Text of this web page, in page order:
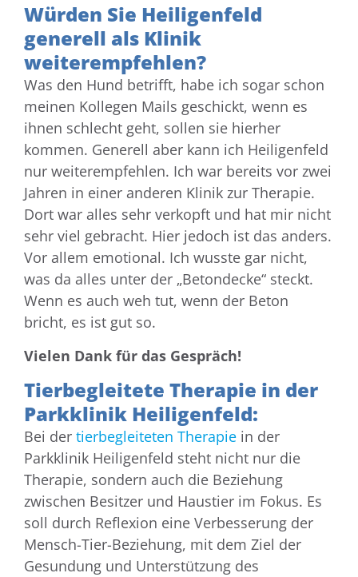
Würden Sie Heiligenfeld
generell als Klinik
weiterempfehlen?
Was den Hund betrifft, habe ich sogar schon
meinen Kollegen Mails geschickt, wenn es
ihnen schlecht geht, sollen sie hierher
kommen. Generell aber kann ich Heiligenfeld
nur weiterempfehlen. Ich war bereits vor zwei
Jahren in einer anderen Klinik zur Therapie.
Dort war alles sehr verkopft und hat mir nicht
sehr viel gebracht. Hier jedoch ist das anders.
Vor allem emotional. Ich wusste gar nicht,
was da alles unter der „Betondecke“ steckt.
Wenn es auch weh tut, wenn der Beton
bricht, es ist gut so.
Vielen Dank für das Gespräch!
Tierbegleitete Therapie in der
Parkklinik Heiligenfeld:
Bei der tierbegleiteten Therapie in der
Parkklinik Heiligenfeld steht nicht nur die
Therapie, sondern auch die Beziehung
zwischen Besitzer und Haustier im Fokus. Es
soll durch Reflexion eine Verbesserung der
Mensch-Tier-Beziehung, mit dem Ziel der
Gesundung und Unterstützung des